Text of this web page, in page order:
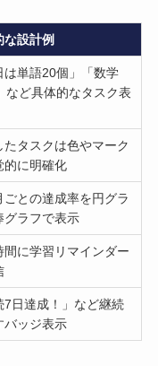
な設計例
は単語20個」「数学
など具体的なタスク表
たタスクは色やマーク
的に明確化
ごとの達成率を円グラ
グラフで表示
間に学習リマインダー
7日達成！」など継続
バッジ表示